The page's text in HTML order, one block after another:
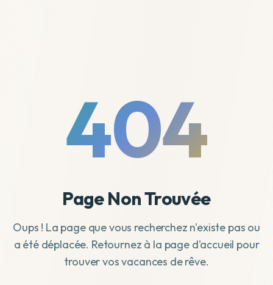
404
Page Non Trouvée
Oups ! La page que vous recherchez n'existe pas ou
a été déplacée. Retournez à la page d'accueil pour
trouver vos vacances de rêve.